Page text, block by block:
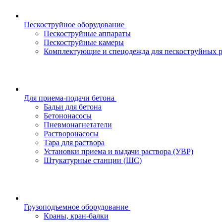
Пескоструйное оборудование
Пескоструйные аппараты
Пескоструйные камеры
Комплектующие и спецодежда для пескоструйных
Для приема-подачи бетона
Бадьи для бетона
Бетононасосы
Пневмонагнетатели
Растворонасосы
Тара для раствора
Установки приема и выдачи раствора (УВР)
Штукатурные станции (ШС)
Грузоподъемное оборудование
Краны, кран-балки